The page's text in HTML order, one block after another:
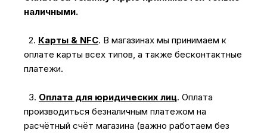
наличными.
2. Карты & NFC. В магазинах мы принимаем к
оплате карты всех типов, а также бесконтактные
платежи.
3. Оплата для юридических лиц. Оплата
производиться безналичным платежом на
расчётный счёт магазина (важно работаем без